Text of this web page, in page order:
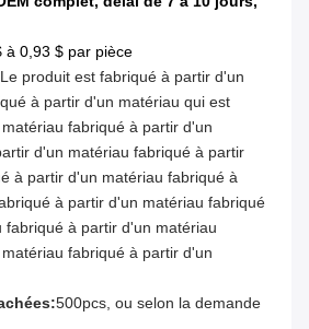
à 0,93 $ par pièce
Le produit est fabriqué à partir d'un
à partir d'un matériau qui est
fabriqué à partir d'un
d'un matériau fabriqué à partir
à partir d'un matériau fabriqué à
à partir d'un matériau fabriqué
à partir d'un matériau
fabriqué à partir d'un
500pcs, ou selon la demande